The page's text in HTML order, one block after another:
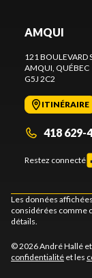
AMQUI
121 BOULEVARD
AMQUI , QUÉBEC
G5J 2C2
ITINÉRAIRE
418 629-
Restez connecté
Les données
considérées comme
détails.
© 2026 André Hallé
confidentialité et les